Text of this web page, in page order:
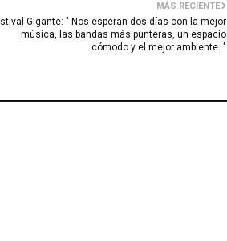
MÁS RECIENTE
Gigante: " Nos esperan dos días con la mejor
música, las bandas más punteras, un espacio
cómodo y el mejor ambiente. "